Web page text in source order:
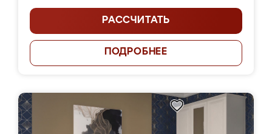
РАССЧИТАТЬ
ПОДРОБНЕЕ